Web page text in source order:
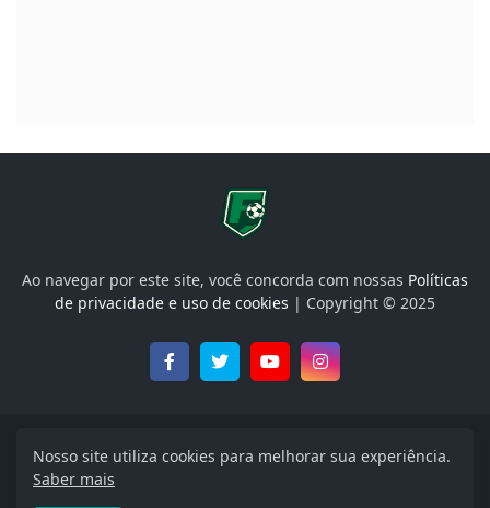
Ao navegar por este site, você concorda com nossas Políticas
de privacidade e uso de cookies | Copyright © 2025
Onde Assistir, Libertadores, Brasileirão e muito mais
Nosso site utiliza cookies para melhorar sua experiência.
Saber mais